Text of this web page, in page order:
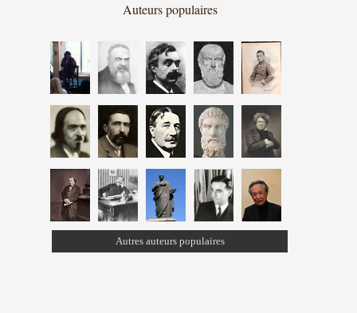
Auteurs populaires
Autres auteurs populaires